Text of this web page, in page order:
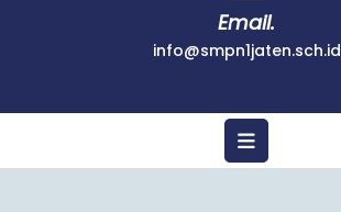
Email.
info@smpn1jaten.sch.id